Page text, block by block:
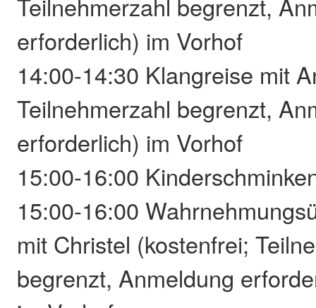
Teilnehmerzahl begrenzt,
erforderlich) im Vorhof
14:00-14:30 Klangreise mit
Teilnehmerzahl begrenzt,
erforderlich) im Vorhof
15:00-16:00
15:00-16:00
mit Christel (kostenfrei;
begrenzt, Anmeldung